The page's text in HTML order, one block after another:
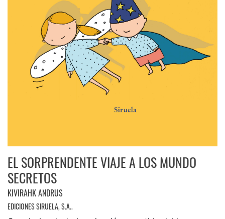
EL SORPRENDENTE VIAJE A LOS MUNDO
SECRETOS
KIVIRAHK ANDRUS
EDICIONES SIRUELA, S.A..